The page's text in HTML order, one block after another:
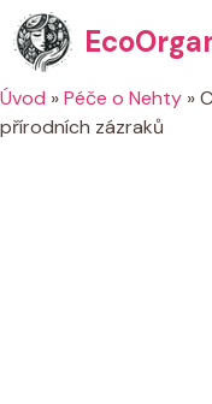
Přeskočit
na
obsah
Úvod »Péče o Nehty »
přírodních zázraků